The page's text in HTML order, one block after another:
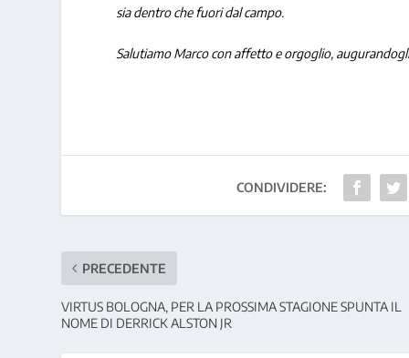
sia dentro che fuori dal campo.
Salutiamo Marco con affetto e orgoglio,
CONDIVIDERE:
PRECEDENTE
VIRTUS BOLOGNA, PER LA PROSSIMA STAGIONE SPUNTA IL
NOME DI DERRICK ALSTON JR